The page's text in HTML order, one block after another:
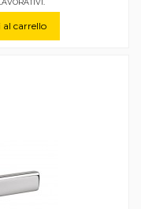
carrello